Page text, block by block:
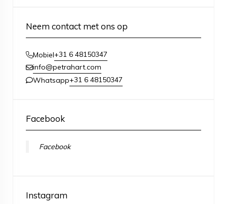
Neem contact met ons op
Mobiel+31 6 48150347
info@petrahart.com
Whatsapp+31 6 48150347
Facebook
Facebook
Instagram